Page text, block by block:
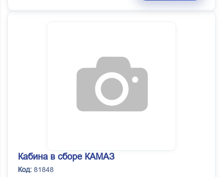
Кабина в сборе КАМАЗ
Код: 81848